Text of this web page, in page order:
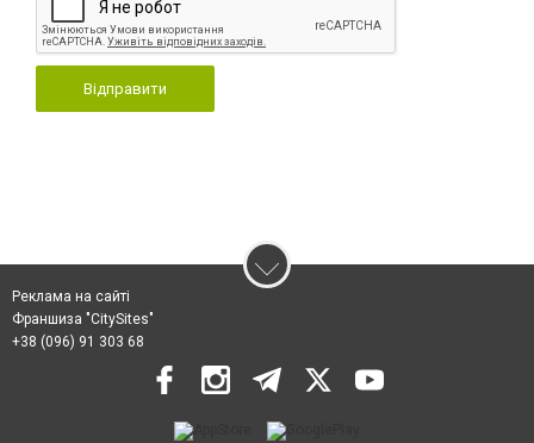
Відправити
Реклама на сайті
Франшиза "CitySites"
+38 (096) 91 303 68